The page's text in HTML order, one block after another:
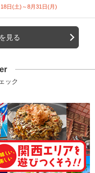
日(土)～8月31日(月)
見る
ック